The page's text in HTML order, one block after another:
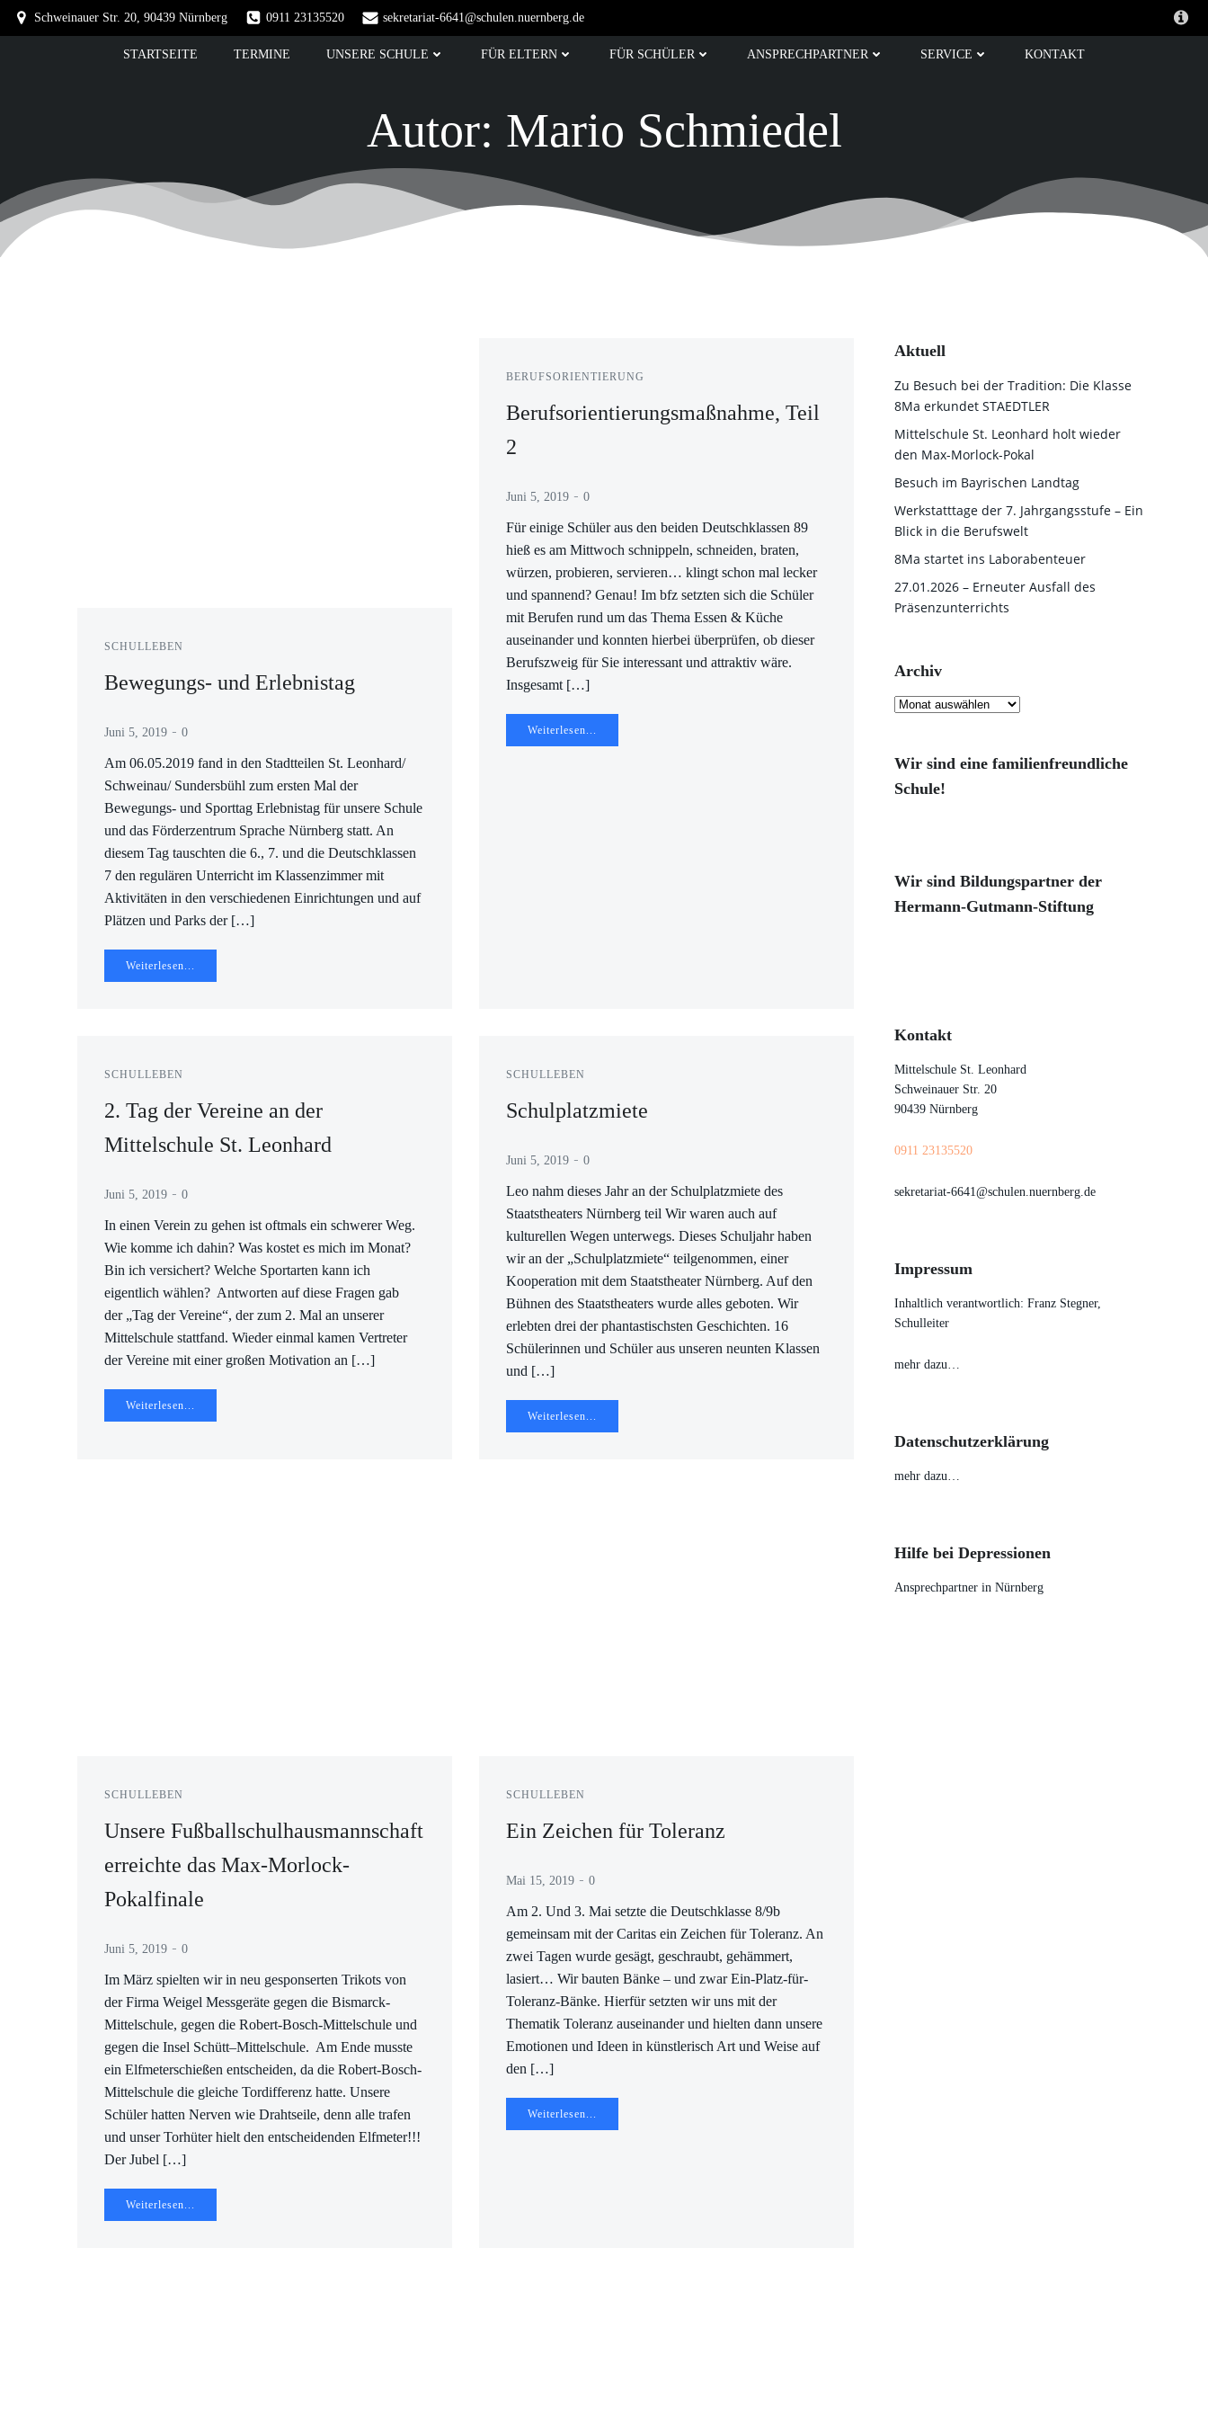
Springe
Schweinauer Str. 20, 90439 Nürnberg 0911 23135520 sekretariat-6641@schulen.nuernberg.de
STARTSEITE TERMINE UNSERE SCHULE FÜR ELTERN FÜR SCHÜLER ANSPRECHPARTNER SERVICE KONTAKT
Autor: Mario Schmiedel
SCHULLEBEN
Bewegungs- und Erlebnistag
Juni 5, 2019 - 0
Am 06.05.2019 fand in den Stadtteilen St. Leonhard/
Schweinau/ Sundersbühl zum ersten Mal der
Bewegungs- und Sporttag Erlebnistag für unsere Schule
und das Förderzentrum Sprache Nürnberg statt. An
diesem Tag tauschten die 6., 7. und die Deutschklassen
7 den regulären Unterricht im Klassenzimmer mit
Aktivitäten in den verschiedenen Einrichtungen und auf
Plätzen und Parks der […]
Weiterlesen...
BERUFSORIENTIERUNG
Berufsorientierungsmaßnahme, Teil
2
Juni 5, 2019 - 0
Für einige Schüler aus den beiden Deutschklassen 89
hieß es am Mittwoch schnippeln, schneiden, braten,
würzen, probieren, servieren… klingt schon mal lecker
und spannend? Genau! Im bfz setzten sich die Schüler
mit Berufen rund um das Thema Essen & Küche
auseinander und konnten hierbei überprüfen, ob dieser
Berufszweig für Sie interessant und attraktiv wäre.
Insgesamt […]
Weiterlesen...
SCHULLEBEN
2. Tag der Vereine an der
Mittelschule St. Leonhard
Juni 5, 2019 - 0
In einen Verein zu gehen ist oftmals ein schwerer Weg.
Wie komme ich dahin? Was kostet es mich im Monat?
Bin ich versichert? Welche Sportarten kann ich
eigentlich wählen? Antworten auf diese Fragen gab
der „Tag der Vereine“, der zum 2. Mal an unserer
Mittelschule stattfand. Wieder einmal kamen Vertreter
der Vereine mit einer großen Motivation an […]
Weiterlesen...
SCHULLEBEN
Schulplatzmiete
Juni 5, 2019 - 0
Leo nahm dieses Jahr an der Schulplatzmiete des
Staatstheaters Nürnberg teil Wir waren auch auf
kulturellen Wegen unterwegs. Dieses Schuljahr haben
wir an der „Schulplatzmiete“ teilgenommen, einer
Kooperation mit dem Staatstheater Nürnberg. Auf den
Bühnen des Staatstheaters wurde alles geboten. Wir
erlebten drei der phantastischsten Geschichten. 16
Schülerinnen und Schüler aus unseren neunten Klassen
und […]
Weiterlesen...
SCHULLEBEN
Unsere Fußballschulhausmannschaft
erreichte das Max-Morlock-
Pokalfinale
Juni 5, 2019 - 0
Im März spielten wir in neu gesponserten Trikots von
der Firma Weigel Messgeräte gegen die Bismarck-
Mittelschule, gegen die Robert-Bosch-Mittelschule und
gegen die Insel Schütt–Mittelschule. Am Ende musste
ein Elfmeterschießen entscheiden, da die Robert-Bosch-
Mittelschule die gleiche Tordifferenz hatte. Unsere
Schüler hatten Nerven wie Drahtseile, denn alle trafen
und unser Torhüter hielt den entscheidenden Elfmeter!!!
Der Jubel […]
Weiterlesen...
SCHULLEBEN
Ein Zeichen für Toleranz
Mai 15, 2019 - 0
Am 2. Und 3. Mai setzte die Deutschklasse 8/9b
gemeinsam mit der Caritas ein Zeichen für Toleranz. An
zwei Tagen wurde gesägt, geschraubt, gehämmert,
lasiert… Wir bauten Bänke – und zwar Ein-Platz-für-
Toleranz-Bänke. Hierfür setzten wir uns mit der
Thematik Toleranz auseinander und hielten dann unsere
Emotionen und Ideen in künstlerisch Art und Weise auf
den […]
Weiterlesen...
Aktuell
Zu Besuch bei der Tradition: Die Klasse
8Ma erkundet STAEDTLER
Mittelschule St. Leonhard holt wieder
den Max-Morlock-Pokal
Besuch im Bayrischen Landtag
Werkstatttage der 7. Jahrgangsstufe – Ein
Blick in die Berufswelt
8Ma startet ins Laborabenteuer
27.01.2026 – Erneuter Ausfall des
Präsenzunterrichts
Archiv
Archiv
Wir sind eine familienfreundliche
Schule!
Wir sind Bildungspartner der
Hermann-Gutmann-Stiftung
Kontakt
Mittelschule St. Leonhard
Schweinauer Str. 20
90439 Nürnberg
0911 23135520
sekretariat-6641@schulen.nuernberg.de
Impressum
Inhaltlich verantwortlich: Franz Stegner,
Schulleiter
mehr dazu…
Datenschutzerklärung
mehr dazu…
Hilfe bei Depressionen
Ansprechpartner in Nürnberg